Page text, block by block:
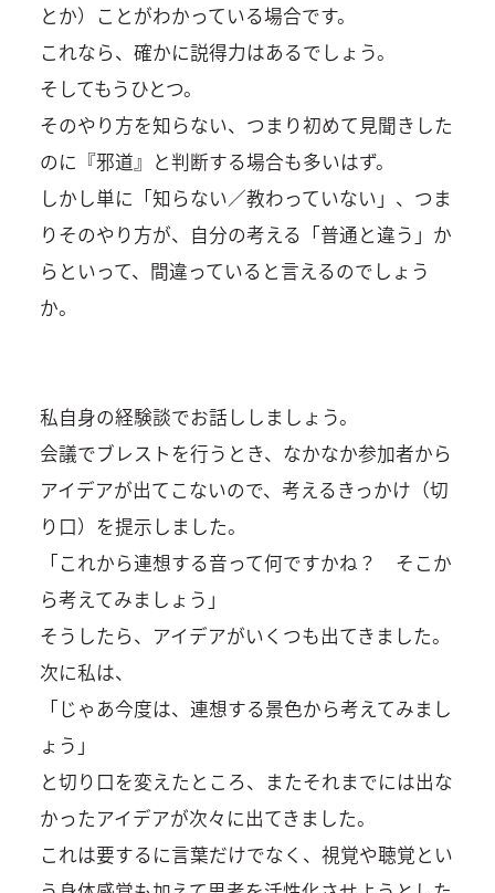
とか）ことがわかっている場合です。
これなら、確かに説得力はあるでしょう。
そしてもうひとつ。
そのやり方を知らない、つまり初めて見聞きした
のに『邪道』と判断する場合も多いはず。
しかし単に「知らない／教わっていない」、つま
りそのやり方が、自分の考える「普通と違う」か
らといって、間違っていると言えるのでしょう
か。
私自身の経験談でお話ししましょう。
会議でブレストを行うとき、なかなか参加者から
アイデアが出てこないので、考えるきっかけ（切
り口）を提示しました。
「これから連想する音って何ですかね？ そこか
ら考えてみましょう」
そうしたら、アイデアがいくつも出てきました。
次に私は、
「じゃあ今度は、連想する景色から考えてみまし
ょう」
と切り口を変えたところ、またそれまでには出な
かったアイデアが次々に出てきました。
これは要するに言葉だけでなく、視覚や聴覚とい